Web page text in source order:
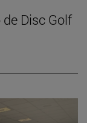
Disc Golf